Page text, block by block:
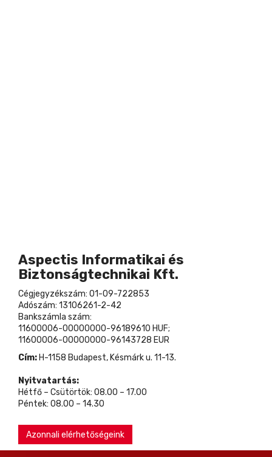
Aspectis Informatikai és
Biztonságtechnikai Kft.
Cégjegyzékszám: 01-09-722853
Adószám: 13106261-2-42
Bankszámla szám:
11600006-00000000-96189610 HUF;
11600006-00000000-96143728 EUR
Cím: H-1158 Budapest, Késmárk u. 11-13.
Nyitvatartás:
Hétfő – Csütörtök: 08.00 – 17.00
Péntek: 08.00 – 14.30
Azonnali elérhetőségeink